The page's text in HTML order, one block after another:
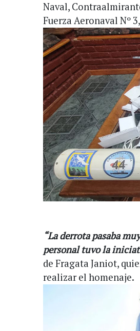
Naval,
Fuerza Aeronaval Nº
“La derrota pasaba
personal tuvo la
de Fragata Janiot,
realizar el homenaje.